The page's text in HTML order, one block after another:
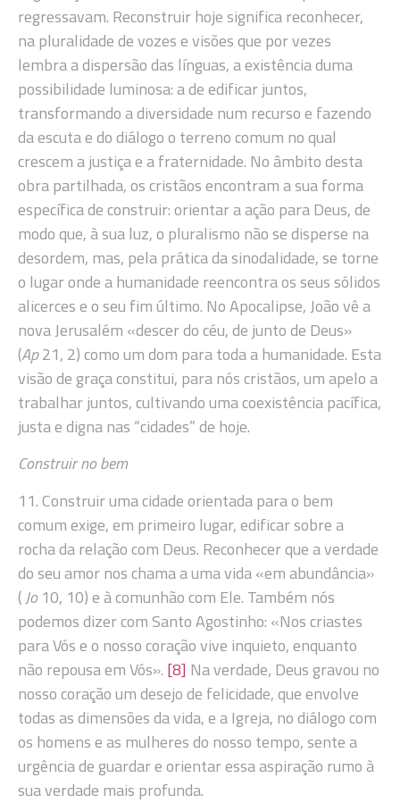
regressavam. Reconstruir hoje significa reconhecer,
na pluralidade de vozes e visões que por vezes
lembra a dispersão das línguas, a existência duma
possibilidade luminosa: a de edificar juntos,
transformando a diversidade num recurso e fazendo
da escuta e do diálogo o terreno comum no qual
crescem a justiça e a fraternidade. No âmbito desta
obra partilhada, os cristãos encontram a sua forma
específica de construir: orientar a ação para Deus, de
modo que, à sua luz, o pluralismo não se disperse na
desordem, mas, pela prática da sinodalidade, se torne
o lugar onde a humanidade reencontra os seus sólidos
alicerces e o seu fim último. No Apocalipse, João vê a
nova Jerusalém «descer do céu, de junto de Deus»
(Ap21, 2) como um dom para toda a humanidade. Esta
visão de graça constitui, para nós cristãos, um apelo a
trabalhar juntos, cultivando uma coexistência pacífica,
justa e digna nas “cidades” de hoje.
Construir no bem
11. Construir uma cidade orientada para o bem
comum exige, em primeiro lugar, edificar sobre a
rocha da relação com Deus. Reconhecer que a verdade
do seu amor nos chama a uma vida «em abundância»
(Jo10, 10) e à comunhão com Ele. Também nós
podemos dizer com Santo Agostinho: «Nos criastes
para Vós e o nosso coração vive inquieto, enquanto
não repousa em Vós». [8] Na verdade, Deus gravou no
nosso coração um desejo de felicidade, que envolve
todas as dimensões da vida, e a Igreja, no diálogo com
os homens e as mulheres do nosso tempo, sente a
urgência de guardar e orientar essa aspiração rumo à
sua verdade mais profunda.